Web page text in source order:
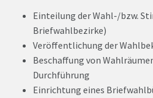
Einteilung der Wahl-/bzw.
Briefwahlbezirke)
Veröffentlichung der
Beschaffung von
Durchführung
Einrichtung eines